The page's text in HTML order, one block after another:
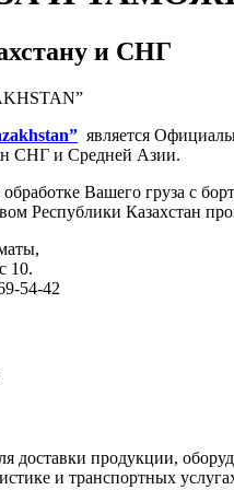
и СНГ
является
СНГ и Средней Азии.
Вашего груза с
Республики Казахстан
10.
54-42
доставки продукции,
и транспортных